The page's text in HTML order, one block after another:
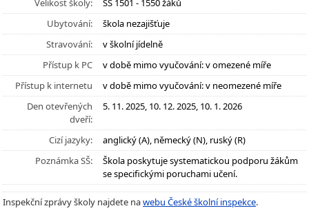
Velikost školy:
SŠ 1501 - 1550 žáků
Ubytování:
škola nezajišťuje
Stravování:
v školní jídelně
Přístup k PC
v době mimo vyučování: v omezené míře
Přístup k internetu
v době mimo vyučování: v neomezené míře
Den otevřených
dveří:
5. 11. 2025, 10. 12. 2025, 10. 1. 2026
Cizí jazyky:
anglický (A), německý (N), ruský (R)
Poznámka SŠ:
Škola poskytuje systematickou podporu žákům
se specifickými poruchami učení.
Inspekční zprávy školy najdete nawebu České školní inspekce.